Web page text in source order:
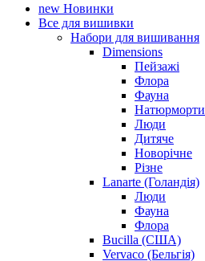
new Новинки
Все для вишивки
Набори для вишивання
Dimensions
Пейзажі
Флора
Фауна
Натюрморти
Люди
Дитяче
Новорічне
Різне
Lanarte (Голандія)
Люди
Фауна
Флора
Bucilla (США)
Vervaco (Бельгія)